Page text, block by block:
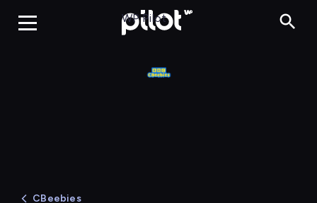
Oktonauci 3
WP Pilot
CBeebies